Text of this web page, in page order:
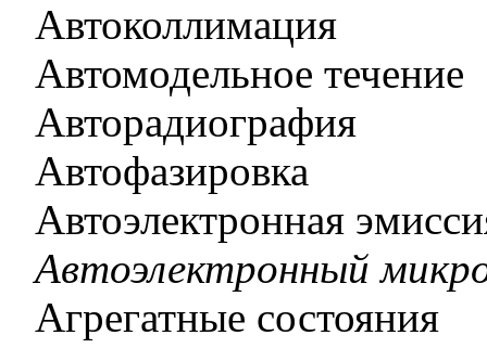
Автоколлимация
Автомодельное течение
Авторадиография
Автофазировка
Автоэлектронная
Автоэлектронный
Агрегатные состояния